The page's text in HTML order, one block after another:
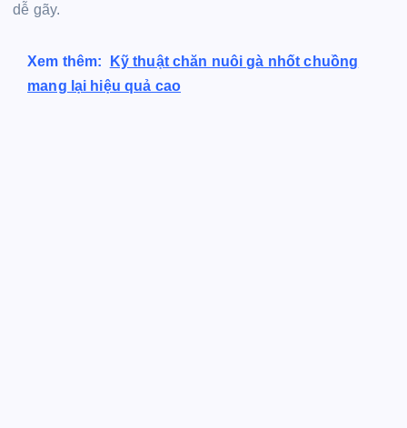
dễ gãy.
Xem thêm:
Kỹ thuật chăn nuôi gà nhốt chuồng
mang lại hiệu quả cao